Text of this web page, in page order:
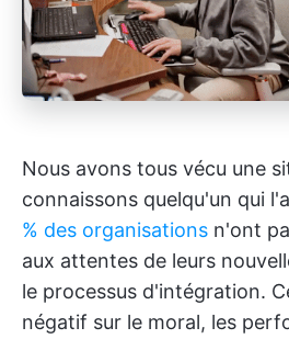
Nous avons tous vécu une
connaissons quelqu'un qui
% des organisations n'ont
aux attentes de leurs
le processus d'intégration.
négatif sur le moral, les